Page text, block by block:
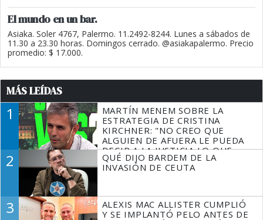
El mundo en un bar.
Asiaka. Soler 4767, Palermo. 11.2492-8244. Lunes a sábados de
11.30 a 23.30 horas. Domingos cerrado. @asiakapalermo. Precio
promedio: $ 17.000.
MÁS LEÍDAS
1
MARTÍN MENEM SOBRE LA
ESTRATEGIA DE CRISTINA
KIRCHNER: "NO CREO QUE
ALGUIEN DE AFUERA LE PUEDA
DECIR A LA JUSTICIA LO QUE
TIENE QUE HACER"
2
QUÉ DIJO BARDEM DE LA
INVASIÓN DE CEUTA
3
ALEXIS MAC ALLISTER CUMPLIÓ
Y SE IMPLANTÓ PELO ANTES DE